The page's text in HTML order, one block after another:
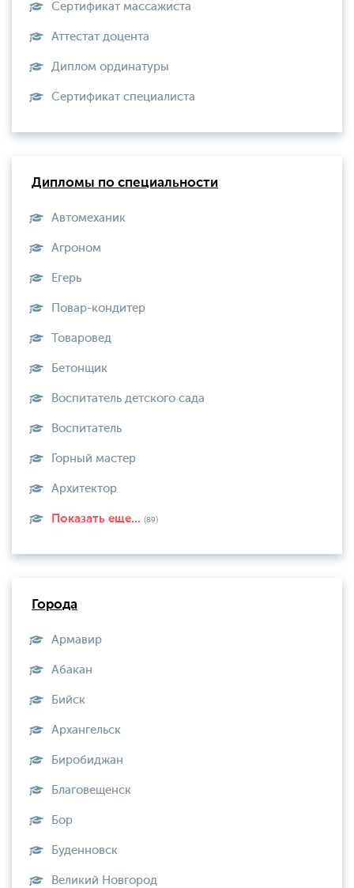
Сертификат массажиста
Аттестат доцента
Диплом ординатуры
Сертификат специалиста
Дипломы по специальности
Автомеханик
Агроном
Егерь
Повар-кондитер
Товаровед
Бетонщик
Воспитатель детского сада
Воспитатель
Горный мастер
Архитектор
Показать еще... (89)
Города
Армавир
Абакан
Бийск
Архангельск
Биробиджан
Благовещенск
Бор
Буденновск
Великий Новгород